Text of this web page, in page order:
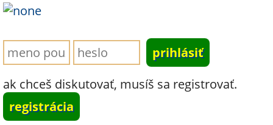
ak chceš diskutovať, musíš sa registrovať.
registrácia